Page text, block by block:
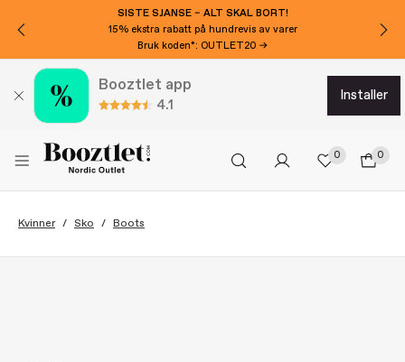
SISTE SJANSE – ALT SKAL BORT!
15% ekstra rabatt på hundrevis av varer
Bruk koden*: OUTLET20 →
Booztlet app
4.1
installer
0 0
Kvinner Sko Boots